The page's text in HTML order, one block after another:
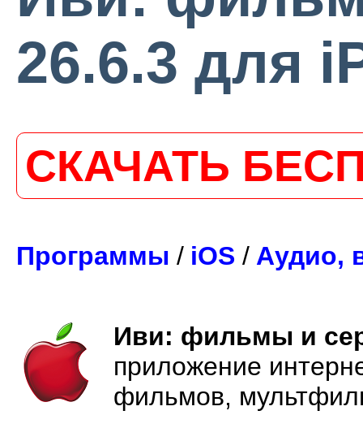
26.6.3 для
СКАЧАТЬ
Программы / iOS / Аудио,
Иви: фильмы и
приложение
фильмов,